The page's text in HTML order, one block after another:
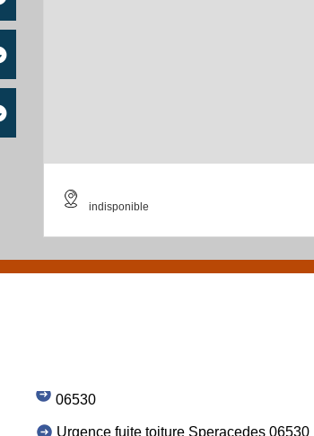
indisponible
06530
Urgence fuite toiture Speracedes 06530